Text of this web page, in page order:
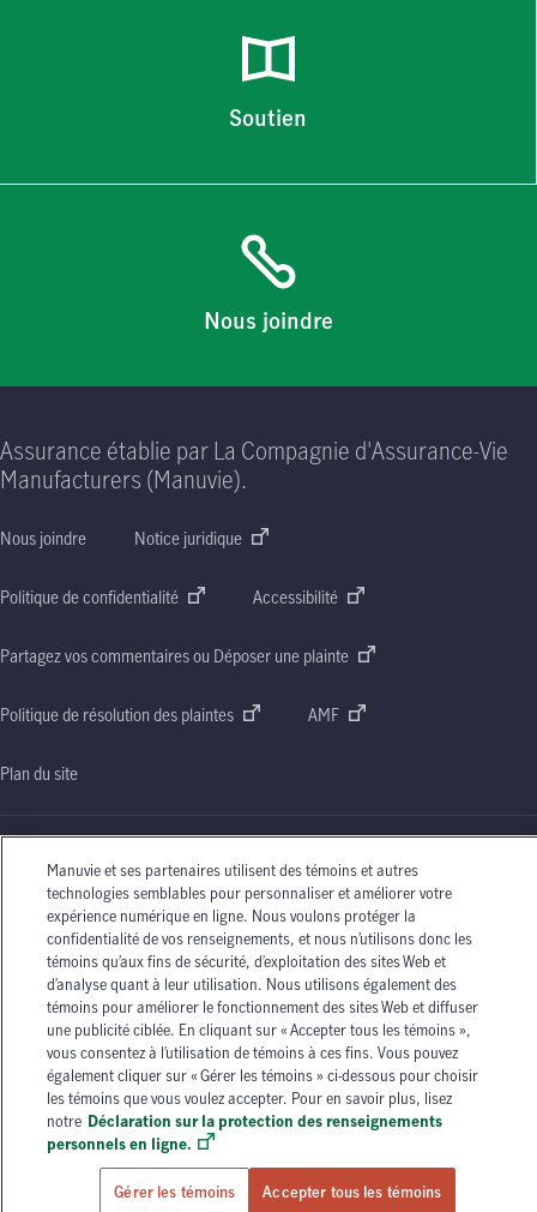
Soutien
Nous joindre
Assurance établie par La Compagnie d'Assurance-Vie
Manufacturers (Manuvie).
Nous joindre Notice juridique
Politique de confidentialité Accessibilité
Partagez vos commentaires ou Déposer une plainte
Politique de résolution des plaintes AMF
Plan du site
Le nom Manuvie, la lettre« M »stylisée et le nom Manuvie accompagné de la lettre
stylisée sont des marques de commerce de La Compagnie d’Assurance-Vie Manufacturers
qu’elle et ses sociétés affiliées utilisent sous licence. © La Compagnie d’Assurance-Vie
Manufacturers, 2026. Tous droits réservés. Manuvie,P.O. Box 670, STN Waterloo,
Waterloo (Ontario)N2J 4B8.
Les circonstances individuelles peuvent varier. Vous pouvez communiquer avec l’un des
conseillers en assurance autorisés de Manuvie ou avec votre agent d’assurance autorisé si
vous avez besoin de conseils sur vos besoins en matière d’assurance.
Manuvie et ses partenaires utilisent des témoins et autres
technologies semblables pour personnaliser et améliorer votre
expérience numérique en ligne. Nous voulons protéger la
confidentialité de vos renseignements, et nous n’utilisons donc les
témoins qu’aux fins de sécurité, d’exploitation des sites Web et
d’analyse quant à leur utilisation. Nous utilisons également des
témoins pour améliorer le fonctionnement des sites Web et diffuser
une publicité ciblée. En cliquant sur « Accepter tous les témoins »,
vous consentez à l’utilisation de témoins à ces fins. Vous pouvez
également cliquer sur « Gérer les témoins » ci-dessous pour choisir
les témoins que vous voulez accepter. Pour en savoir plus, lisez
notre Déclaration sur la protection des renseignements
personnels en ligne.
Gérer les témoins Accepter tous les témoins